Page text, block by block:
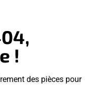
!
des pièces pour